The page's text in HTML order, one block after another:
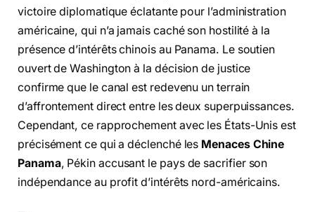
victoire diplomatique éclatante pour l’administration
américaine, qui n’a jamais caché son hostilité à la
présence d’intérêts chinois au Panama. Le soutien
ouvert de Washington à la décision de justice
confirme que le canal est redevenu un terrain
d’affrontement direct entre les deux superpuissances.
Cependant, ce rapprochement avec les États-Unis est
précisément ce qui a déclenché les Menaces Chine
Panama, Pékin accusant le pays de sacrifier son
indépendance au profit d’intérêts nord-américains.